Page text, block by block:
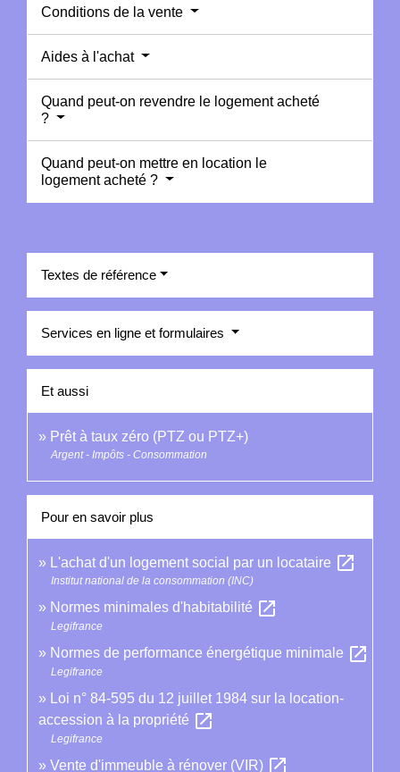
Conditions de la vente
Aides à l'achat
Quand peut-on revendre le logement acheté
?
Quand peut-on mettre en location le
logement acheté ?
Textes de référence
Services en ligne et formulaires
Et aussi
Prêt à taux zéro (PTZ ou PTZ+)
Argent - Impôts - Consommation
Pour en savoir plus
L'achat d'un logement social par un locataire open_in_new
Institut national de la consommation (INC)
Normes minimales d'habitabilité open_in_new
Legifrance
Normes de performance énergétique minimale open_in_new
Legifrance
Loi n° 84-595 du 12 juillet 1984 sur la location-
accession à la propriété open_in_new
Legifrance
Vente d'immeuble à rénover (VIR) open_in_new